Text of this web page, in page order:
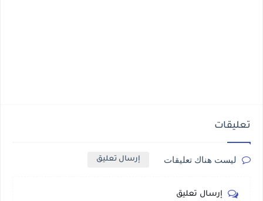
تعليقات
ليست هناك تعليقات إرسال تعليق
إرسال تعليق